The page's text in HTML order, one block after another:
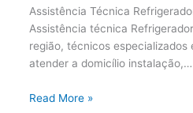
Assistência Técnica
Assistência técnica
região, técnicos especializados
atender a domicílio instalação,…
Read More »